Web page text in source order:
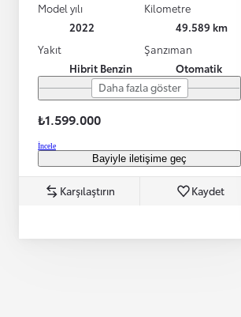
Model yılı
2022
Kilometre
49.589 km
Yakıt
Hibrit Benzin
Şanzıman
Otomatik
Daha fazla göster
₺1.599.000
İncele
Bayiyle iletişime geç
Karşılaştırın Kaydet